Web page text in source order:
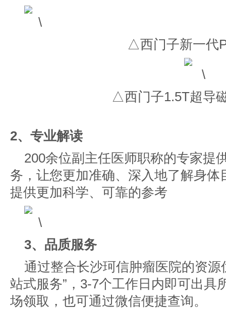
△西门子新一代
△西门子1.5T超导
2、专业解读
200余位副主任医师职称的专家提
务，让您更加准确、深入地了解身
提供更加科学、可靠的参考
3、品质服务
通过整合长沙珂信肿瘤医院的资源
站式服务”，3-7个工作日内即可出具
场领取，也可通过微信便捷查询。